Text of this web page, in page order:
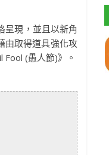
呈現，並且以新角
由取得道具強化攻
(愚人節)》。